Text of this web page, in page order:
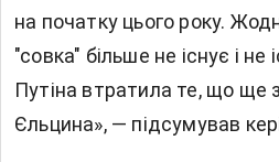
на початку цього року.
"совка" більше не існує і не
Путіна втратила те, що ще
Єльцина», — підсумував